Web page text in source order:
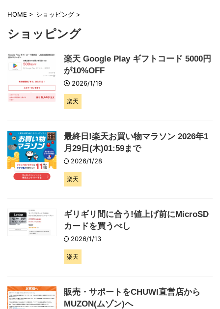
HOME > ショッピング >
ショッピング
楽天 Google Play ギフトコード 5000円
が10%OFF
2026/1/19
楽天
最終日!楽天お買い物マラソン 2026年1
月29日(木)01:59まで
2026/1/28
楽天
ギリギリ間に合う!値上げ前にMicroSD
カードを買うべし
2026/1/13
楽天
販売・サポートをCHUWI直営店から
MUZON(ムゾン)へ